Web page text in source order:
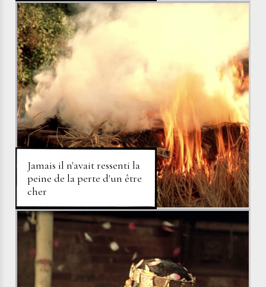
Jamais il n'avait ressenti la
peine de la perte d'un être
cher